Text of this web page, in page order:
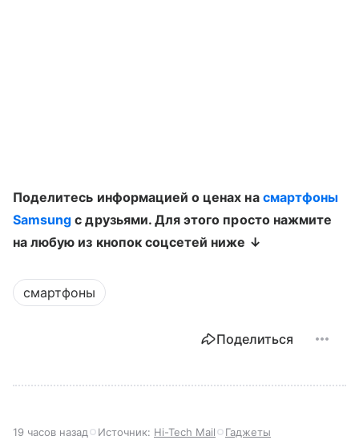
Поделитесь информацией о ценах на смартфоны
Samsung с друзьями. Для этого просто нажмите
на любую из кнопок соцсетей ниже ↓
смартфоны
Поделиться
19 часов назад Источник: Hi-Tech Mail Гаджеты